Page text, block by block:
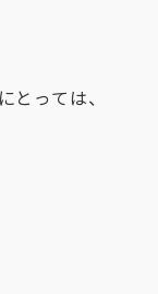
とっては、